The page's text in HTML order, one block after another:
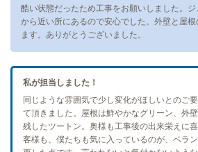
酷い状態だったため工事をお願いしました。
から近い所にあるので安心でした。外壁と屋
ます。ありがとうございました。
私が担当しました！
同じような雰囲気で少し変化がほしいとのご
て頂きました。屋根は鮮やかなグリーン、外
残したツートン。奥様も工事後の出来栄えに
客様も、僕たちも気に入っているのが、ベラ